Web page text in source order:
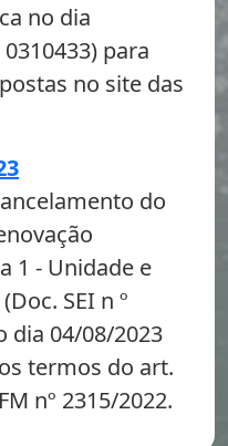
no dia
para
no site das
do
1 - Unidade e
SEI n º
dia 04/08/2023
termos do art.
nº 2315/2022.